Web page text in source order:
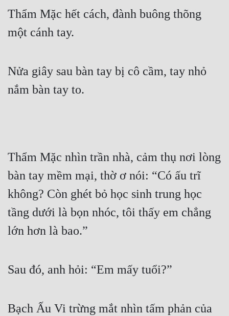
Thẩm Mặc hết cách, đành buông thõng
một cánh tay.
Nửa giây sau bàn tay bị cô cầm, tay nhỏ
nắm bàn tay to.
Thẩm Mặc nhìn trần nhà, cảm thụ nơi lòng
bàn tay mềm mại, thờ ơ nói: “Có ấu trĩ
không? Còn ghét bỏ học sinh trung học
tầng dưới là bọn nhóc, tôi thấy em chẳng
lớn hơn là bao.”
Sau đó, anh hỏi: “Em mấy tuổi?”
Bạch Ấu Vi trừng mắt nhìn tấm phản của